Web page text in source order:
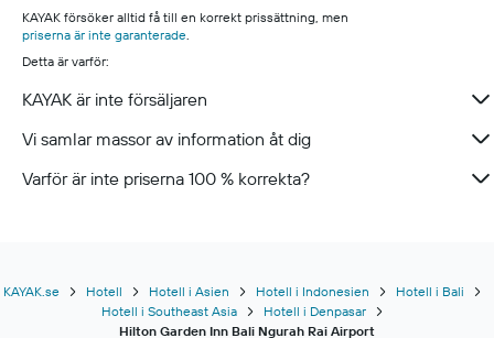
KAYAK försöker alltid få till en korrekt prissättning, men
priserna är inte garanterade.
Detta är varför:
KAYAK är inte försäljaren
Vi samlar massor av information åt dig
Varför är inte priserna 100 % korrekta?
KAYAK.se Hotell Hotell i Asien Hotell i Indonesien
Hotell i Bali
Hotell i Southeast Asia
Hotell i Denpasar
Hilton Garden Inn Bali Ngurah Rai Airport